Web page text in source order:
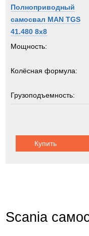
Полноприводный
самосвал MAN TGS
41.480 8x8
Мощность:
Колёсная формула:
Грузоподъемность:
Купить
Scania